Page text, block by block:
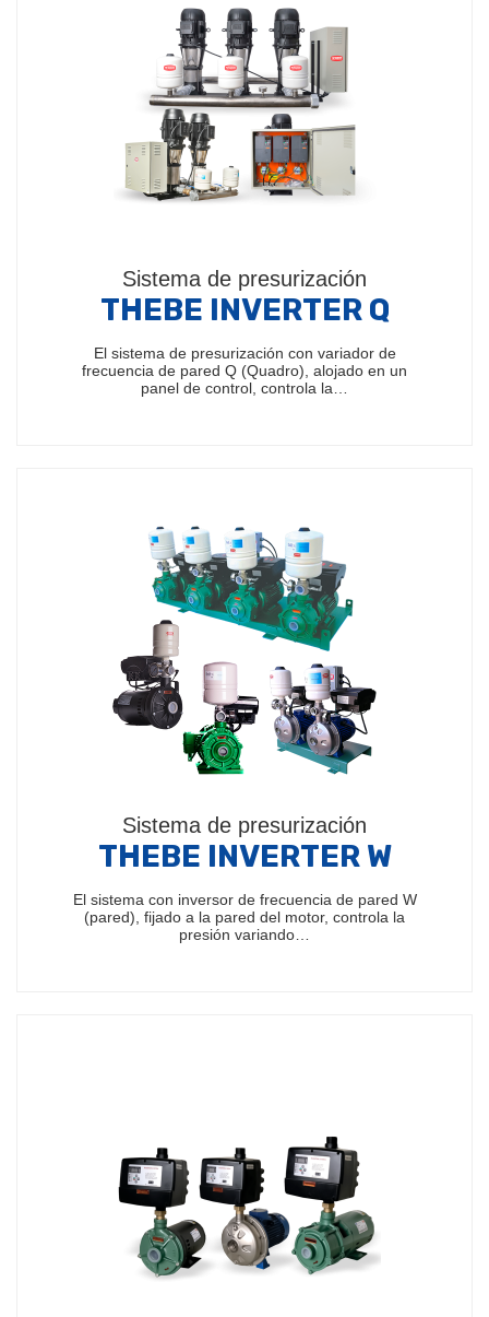
Sistema de presurización
THEBE INVERTER Q
El sistema de presurización con variador de
frecuencia de pared Q (Quadro), alojado en un
panel de control, controla la…
Sistema de presurización
THEBE INVERTER W
El sistema con inversor de frecuencia de pared W
(pared), fijado a la pared del motor, controla la
presión variando…